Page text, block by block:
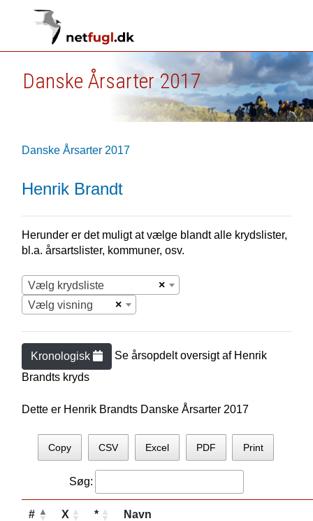
Danske Årsarter 2017
Danske Årsarter 2017
Henrik Brandt
Herunder er det muligt at vælge blandt alle krydslister,
bl.a. årsartslister, kommuner, osv.
×
Vælg krydsliste
×
Vælg visning
Kronologisk Se årsopdelt oversigt af Henrik
Brandts kryds
Dette er Henrik Brandts Danske Årsarter 2017
Copy CSV Excel PDF Print
Søg:
# X * Navn